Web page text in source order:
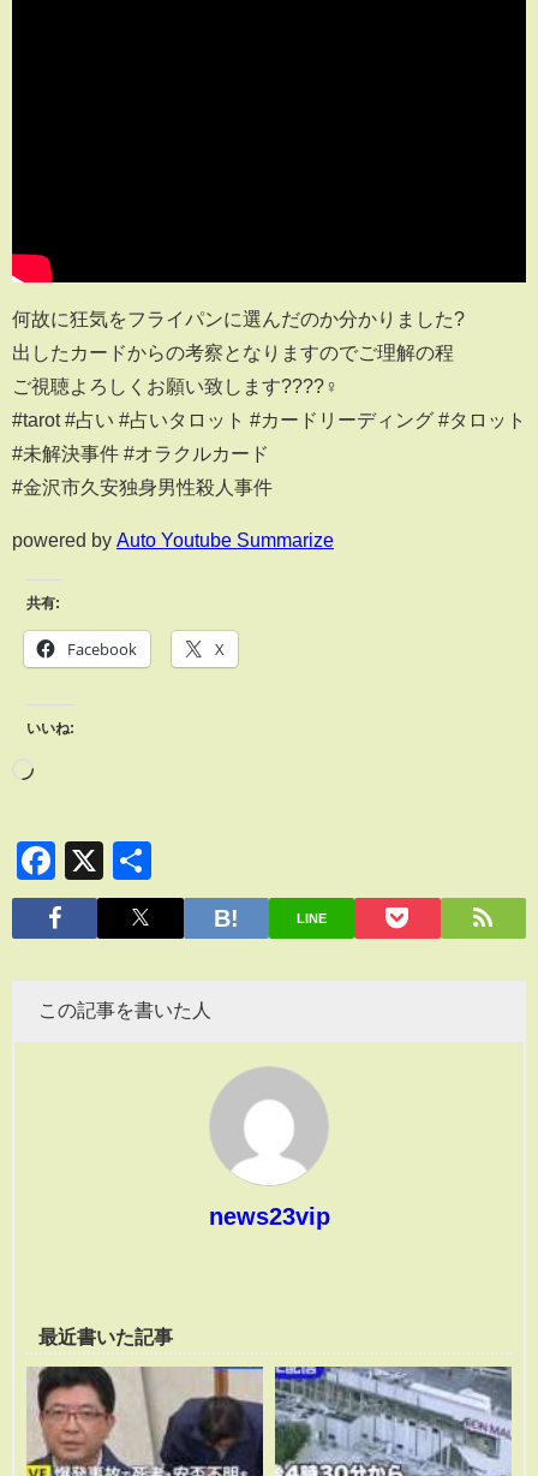
何故に狂気をフライパンに選んだのか分かりました?
出したカードからの考察となりますのでご理解の程
ご視聴よろしくお願い致します?️???‍♀️
#tarot #占い #占いタロット #カードリーディング #タロット
#未解決事件 #オラクルカード
#金沢市久安独身男性殺人事件
powered by Auto Youtube Summarize
共有:
Facebook X
いいね:
Facebook
X
有
LINE
この記事を書いた人
news23vip
最近書いた記事